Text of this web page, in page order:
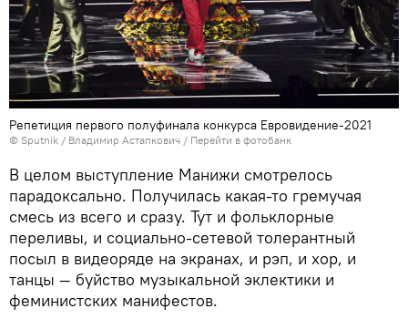
Репетиция первого полуфинала конкурса Евровидение-2021
© Sputnik / Владимир Астапкович / Перейти в фотобанк
В целом выступление Манижи смотрелось
парадоксально. Получилась какая-то гремучая
смесь из всего и сразу. Тут и фольклорные
переливы, и социально-сетевой толерантный
посыл в видеоряде на экранах, и рэп, и хор, и
танцы — буйство музыкальной эклектики и
феминистских манифестов.